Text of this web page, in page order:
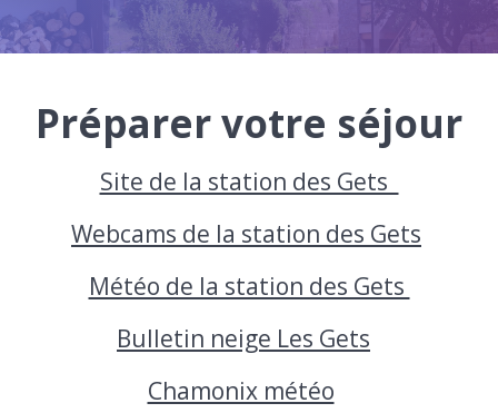
Préparer votre séjour
Site de la station des Gets
Webcams de la station des Gets
Météo de la station des Gets
Bulletin neige Les Gets
Chamonix météo